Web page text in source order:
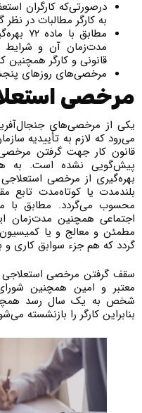
درصورتی‌که کارگران
به کارگر مطالبات در
مطابق
مدت‌زمان آن و شرایط
قانونی و کارگر
مرخصی‌های روزهای پنجشنبه، ۴ ساعت
مرخصی
یکی از مرخصی‌های
می‌رود که لازم به تأییدیه
قانون کار جهت گرفتن
پیش‌گویی نشده است. به
بهره‌گیری از مرخصی
بلندمدت یا کوتاه‌مدت تابع
اجتماعی همچنین مدت‌زمان
مطمئن و معالج و یا
گردد که هم جزء سوابق کاری
سقف گرفتن مرخصی استعلاجی
معتبر و امین همچنین
شخص به یک سال رسد
بنابراین کارگر را بازنشسته